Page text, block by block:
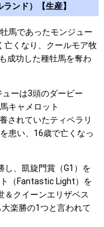
ンド）【生産】
馬であったモンジュー
亡くなり、クールモア牧
成功した種牡馬を奪わ
ーは3頭のダービー
キャメロット
されていたティペラリ
患い、16歳で亡くなっ
、凱旋門賞（G1）を
（Fantastic Light）を
＆クイーンエリザベス
大楽勝の1つと言われて